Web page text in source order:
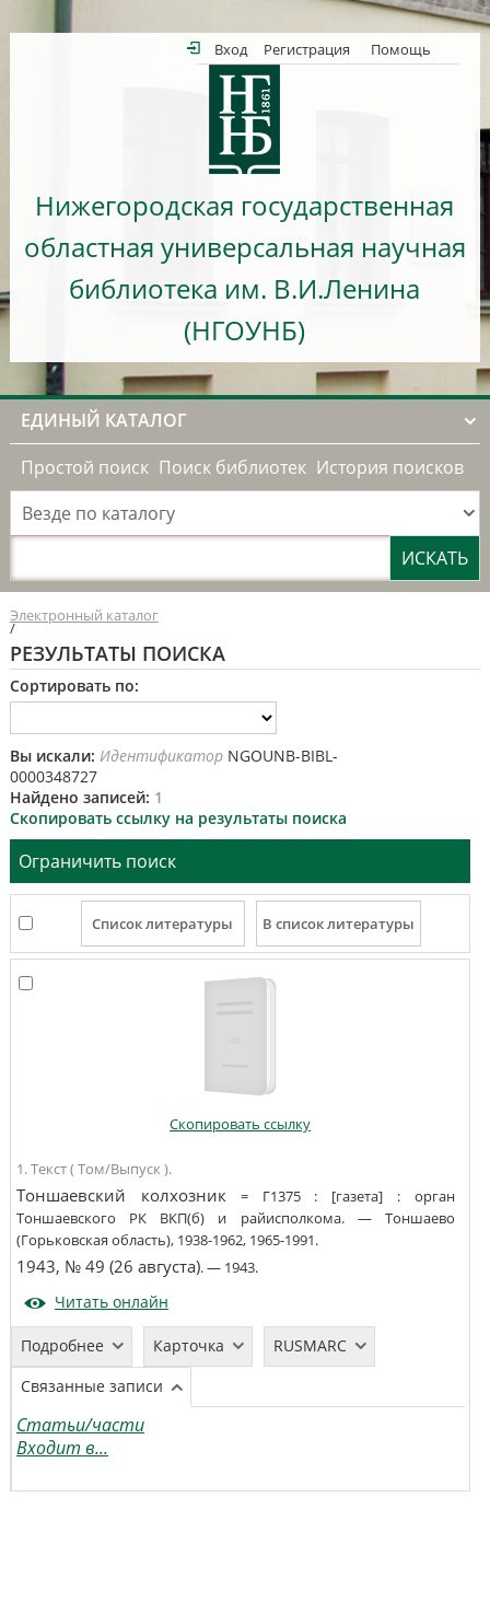
Вход Регистрация Помощь
Нижегородская государственная
областная универсальная научная
библиотека им. В.И.Ленина
(НГОУНБ)
ЕДИНЫЙ КАТАЛОГ
Простой поиск Поиск библиотек История поисков
Везде по каталогу
Электронный каталог
/
РЕЗУЛЬТАТЫ ПОИСКА
Сортировать по:
Вы искали: ИдентификаторNGOUNB-BIBL-
0000348727
Найдено записей: 1
Скопировать ссылку на результаты поиска
Ограничить поиск
Скопировать ссылку
1. Текст ( Том/Выпуск ).
Тоншаевский колхозник = Г1375 : [газета] :
орган
Тоншаевского РК ВКП(б) и райисполкома. —Тоншаево
(Горьковская область),1938-1962, 1965-1991.
1943, № 49 (26 августа). —1943.
Читать онлайн
Подробнее Карточка
RUSMARC
Связанные записи
Статьи/части
Входит в...